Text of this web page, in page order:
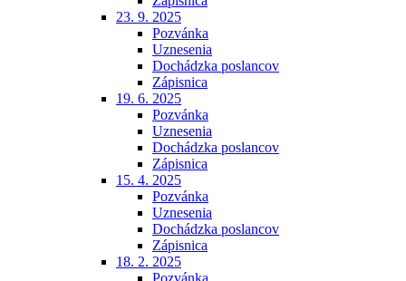
23. 9. 2025
Pozvánka
Uznesenia
Dochádzka poslancov
Zápisnica
19. 6. 2025
Pozvánka
Uznesenia
Dochádzka poslancov
Zápisnica
15. 4. 2025
Pozvánka
Uznesenia
Dochádzka poslancov
Zápisnica
18. 2. 2025
Pozvánka